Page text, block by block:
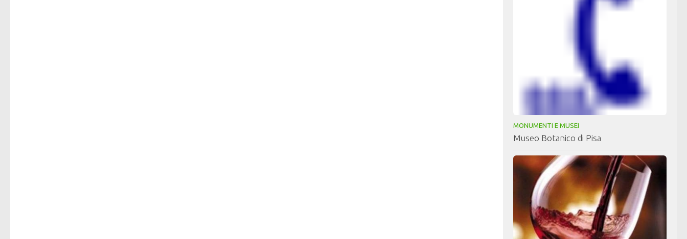
MONUMENTI E MUSEI
Museo Botanico di Pisa